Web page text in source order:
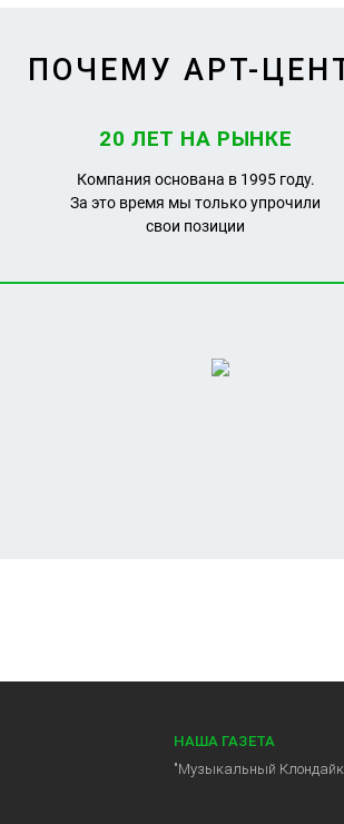
ПОЧЕМУ АРТ-
20 ЛЕТ НА РЫНКЕ
Компания основана в 1995 году.
За это время мы только упрочили
свои позиции
НАША ГАЗЕТА
"Музыкальный